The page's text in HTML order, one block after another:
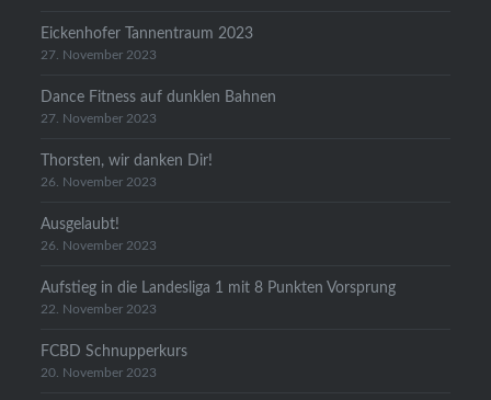
Eickenhofer Tannentraum 2023
27. November 2023
Dance Fitness auf dunklen Bahnen
27. November 2023
Thorsten, wir danken Dir!
26. November 2023
Ausgelaubt!
26. November 2023
Aufstieg in die Landesliga 1 mit 8 Punkten Vorsprung
22. November 2023
FCBD Schnupperkurs
20. November 2023